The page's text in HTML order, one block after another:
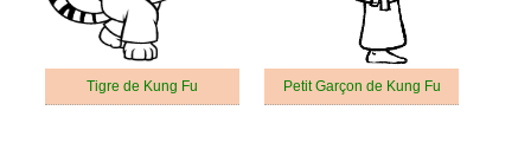
Tigre de Kung Fu Petit Garçon de Kung Fu